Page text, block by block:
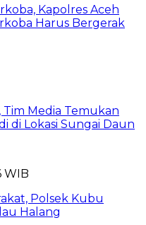
Kapolres Aceh
Harus Bergerak
Media Temukan
di Lokasi Sungai Daun
WIB
Polsek Kubu
Halang